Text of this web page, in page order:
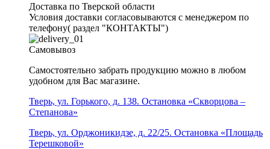
Доставка по Тверской области
Условия доставки согласовываются с менеджером по
телефону( раздел "КОНТАКТЫ")
Самовывоз
Самостоятельно забрать продукцию можно в любом
удобном для Вас магазине.
Тверь, ул. Горького, д. 138. Остановка «Скворцова –
Степанова»
Тверь, ул. Орджоникидзе, д. 22/25. Остановка «Площадь
Терешковой»